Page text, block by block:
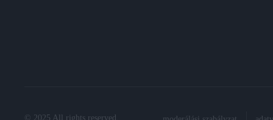
© 2025 All rights reserved.